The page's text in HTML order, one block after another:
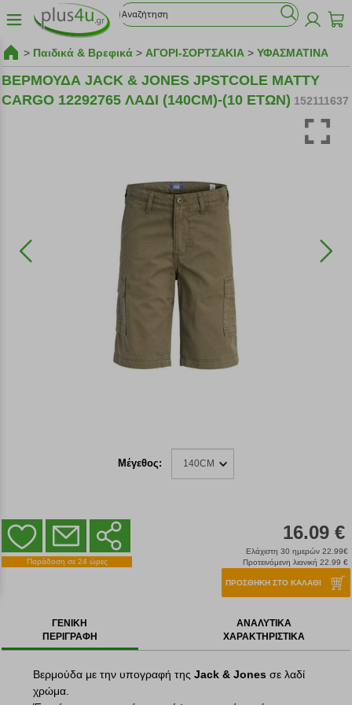
> Παιδικά & Βρεφικά > ΑΓΟΡΙ-ΣΟΡΤΣΑΚΙΑ > ΥΦΑΣΜΑΤΙΝΑ
ΒΕΡΜΟΥΔΑ JACK & JONES JPSTCOLE MATTY
CARGO 12292765 ΛΑΔΙ (140CM)-(10 ΕΤΩΝ) 152111637
Μέγεθος: 140CM
Παράδοση σε 24 ώρες
16.09 €
Ελάχιστη 30 ημερών 22.99€
Προτεινόμενη λιανική 22.99 €
ΠΡΟΣΘΗΚΗ ΣΤΟ ΚΑΛΑΘΙ
ΓΕΝΙΚΗ
ΠΕΡΙΓΡΑΦΗ
ΑΝΑΛΥΤΙΚΑ
ΧΑΡΑΚΤΗΡΙΣΤΙΚΑ
Βερμούδα με την υπογραφή τηςJack & Jones σε λαδί
χρώμα.